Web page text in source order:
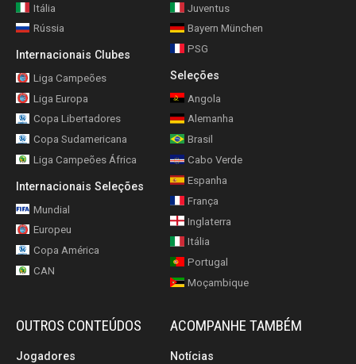
Itália
Rússia
Internacionais Clubes
Liga Campeões
Liga Europa
Copa Libertadores
Copa Sudamericana
Liga Campeões África
Internacionais Seleções
Mundial
Europeu
Copa América
CAN
Juventus
Bayern München
PSG
Seleções
Angola
Alemanha
Brasil
Cabo Verde
Espanha
França
Inglaterra
Itália
Portugal
Moçambique
OUTROS CONTEÚDOS
Jogadores
ACOMPANHE TAMBÉM
Notícias